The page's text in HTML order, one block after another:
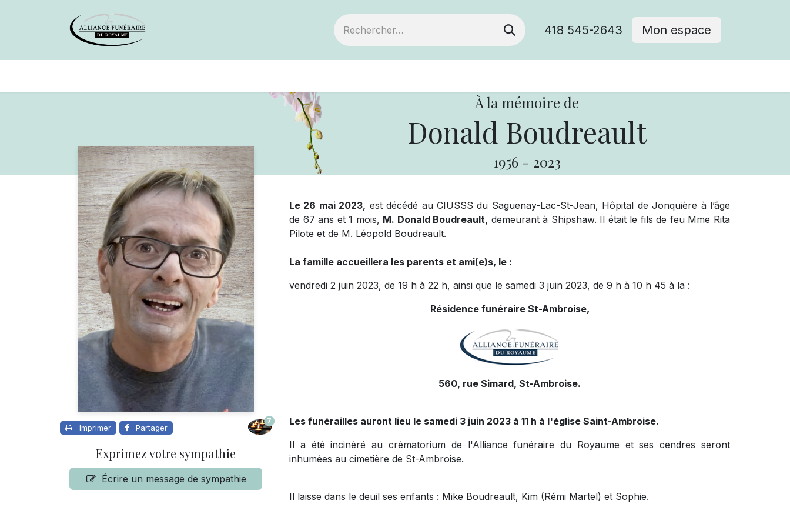
418 545-2643 Mon espace
À la mémoire de
Donald Boudreault
1956 - 2023
Imprimer Partager
7
Exprimez votre sympathie
Écrire un message de sympathie
Le 26 mai 2023, est décédé au CIUSSS du Saguenay-Lac-St-Jean, Hôpital de Jonquière à l’âge
de 67 ans et 1 mois, M. Donald Boudreault, demeurant à Shipshaw. Il était le fils de feu Mme Rita
Pilote et de M. Léopold Boudreault.
La famille accueillera les parents et ami(e)s, le :
vendredi 2 juin 2023, de 19 h à 22 h, ainsi que le samedi 3 juin 2023, de 9 h à 10 h 45 à la :
Résidence funéraire St-Ambroise,
560, rue Simard, St-Ambroise.
Les funérailles auront lieu le samedi 3 juin 2023 à 11 h à l'église Saint-Ambroise.
Il a été incinéré au crématorium de l'Alliance funéraire du Royaume et ses cendres seront
inhumées au cimetière de St-Ambroise.
Il laisse dans le deuil ses enfants : Mike Boudreault, Kim (Rémi Martel) et Sophie.